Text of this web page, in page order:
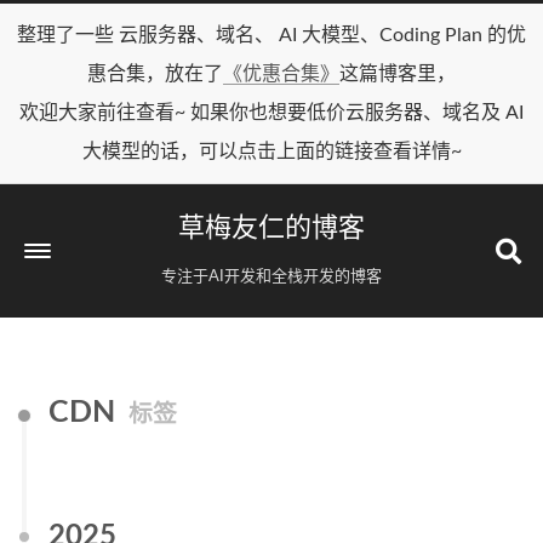
整理了一些 云服务器、域名、 AI 大模型、Coding Plan 的优
惠合集，放在了
《优惠合集》 这篇博客里，
欢迎大家前往查看~ 如果你也想要低价云服务器、域名及 AI
大模型的话，可以点击上面的链接查看详情~
草梅友仁的博客
专注于AI开发和全栈开发的博客
CDN 标签
2025